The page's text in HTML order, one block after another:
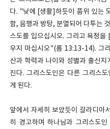
다. "낮에 [생활]하듯이 품위 있는
함, 음행과 방탕, 분열되어 다투는
스도를 입으십시오. 그리고 욕정을
우지 마십시오"(롬 13:13-14). 그
산과 학력과 나이와 성별과 출신지
진다. 그리스도인은 다른 그리스
게 된다.
앞에서 자세히 보았듯이 갈라디아
히 경고하며 하나님과 그리스도